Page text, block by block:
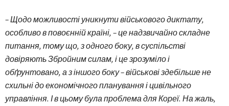
– Щодо можливості уникнути військового диктату,
особливо в повоєнній країні, – це надзвичайно складне
питання, тому що, з одного боку, в суспільстві
довіряють Збройним силам, і це зрозуміло і
обґрунтовано, а з іншого боку – військові здебільше не
схильні до економічного планування і цивільного
управління. І в цьому була проблема для Кореї. На жаль,